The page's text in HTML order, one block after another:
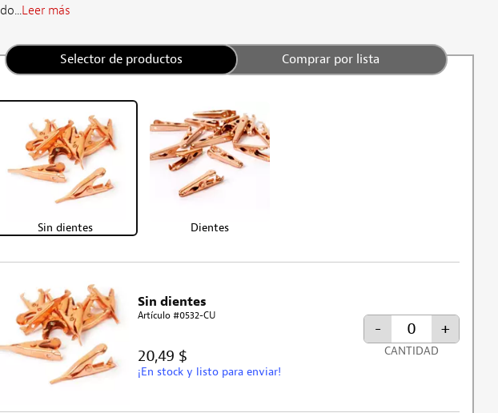
Leer más
Selector de productos Comprar por lista
Sin dientes Dientes
Sin dientes
Artículo #0532-CU
20,49 $
¡En stock y listo para enviar!
- +
CANTIDAD